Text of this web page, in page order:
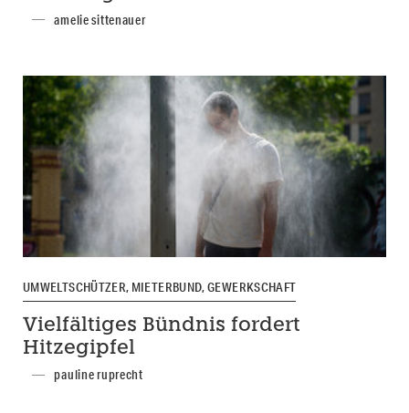
amelie sittenauer
UMWELTSCHÜTZER, MIETERBUND, GEWERKSCHAFT
Vielfältiges Bündnis fordert
Hitzegipfel
pauline ruprecht